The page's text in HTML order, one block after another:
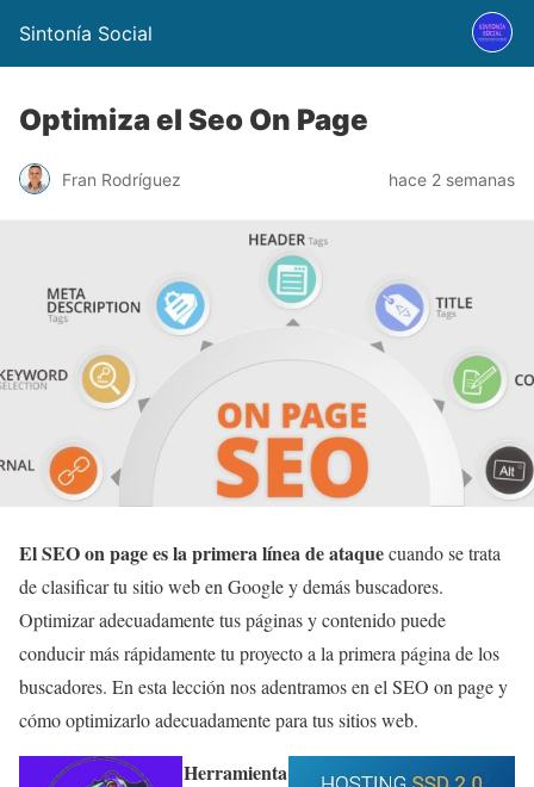
Sintonía Social
Optimiza el Seo On Page
Fran Rodríguez hace 2 semanas
El SEO on page es la primera línea de ataquecuando se trata
de clasificar tu sitio web en Google y demás buscadores.
Optimizar adecuadamente tus páginas y contenido puede
conducir más rápidamente tu proyecto a la primera página de los
buscadores. En esta lección nos adentramos en el SEO on page y
cómo optimizarlo adecuadamente para tus sitios web.
Herramienta